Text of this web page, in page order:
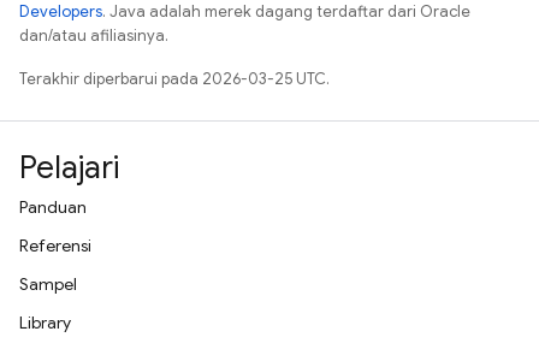
Developers. Java adalah merek dagang terdaftar dari Oracle
dan/atau afiliasinya.
Terakhir diperbarui pada 2026-03-25 UTC.
Pelajari
Panduan
Referensi
Sampel
Library